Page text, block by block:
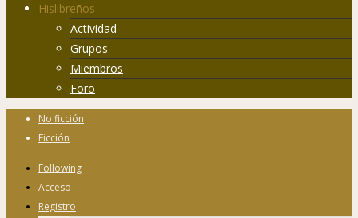
Hislibreños
Actividad
Grupos
Miembros
Foro
No ficción
Ficción
Following
Acceso
Registro